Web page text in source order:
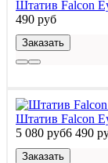
Штатив Falcon
490 руб
Заказать
Штатив Falcon
5 080 руб6 490
Заказать